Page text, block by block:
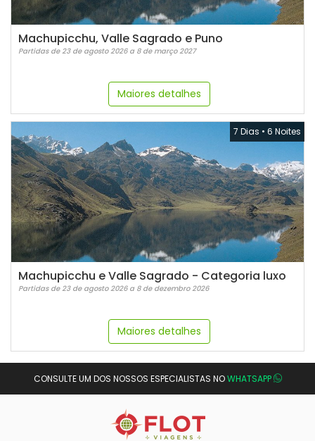
Machupicchu, Valle Sagrado e Puno
Partidas de 23 de agosto 2026 a 8 de março 2027
Maiores detalhes
7 Dias • 6 Noites
Machupicchu e Valle Sagrado - Categoria luxo
Partidas de 23 de agosto 2026 a 8 de dezembro 2026
Maiores detalhes
CONSULTE UM DOS NOSSOS ESPECIALISTAS NOWHATSAPP